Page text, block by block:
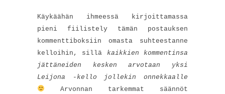
Käykäähän ihmeessä kirjoittamassa
pieni fiilistely tämän postauksen
kommenttiboksiin omasta suhteestanne
kelloihin, sillä kaikkien kommentinsa
jättäneiden kesken arvotaan yksi
Leijona -kello jollekin onnekkaalle
Arvonnan tarkemmat säännöt